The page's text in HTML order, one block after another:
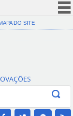
(COVID-19)
Canais
DO SITE